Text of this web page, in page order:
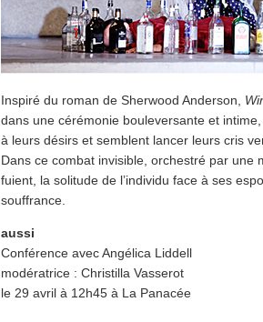
Inspiré du roman de Sherwood Anderson,
dans une cérémonie bouleversante et
à leurs désirs et semblent lancer leurs cris
Dans ce combat invisible, orchestré par une
fuient, la solitude de l’individu face à ses
souffrance.
aussi
Conférence avec Angélica Liddell
modératrice : Christilla Vasserot
le 29 avril à 12h45 à La Panacée